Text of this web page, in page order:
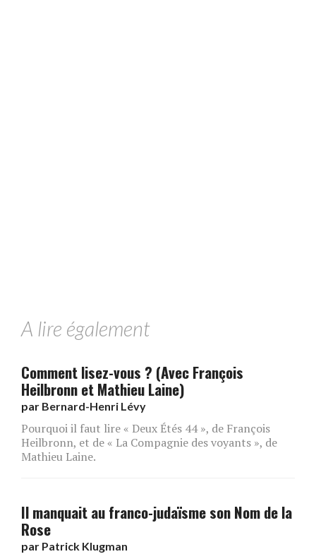
A lire également
Comment lisez-vous ? (Avec François
Heilbronn et Mathieu Laine)
par Bernard-Henri Lévy
Pourquoi il faut lire « Deux Étés 44 », de François
Heilbronn, et de « La Compagnie des voyants », de
Mathieu Laine.
Il manquait au franco-judaïsme son Nom de la
Rose
par Patrick Klugman